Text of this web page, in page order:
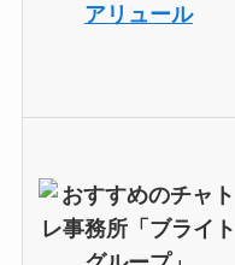
アリュール